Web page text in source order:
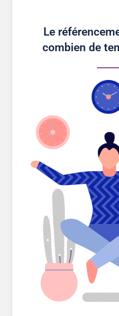
Le
combien de